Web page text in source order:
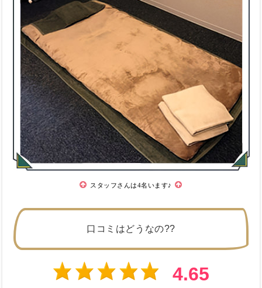
スタッフさんは4名います♪
口コミはどうなの??
4.65